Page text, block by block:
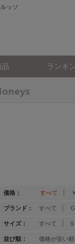
ッソ
品 ランキ
価格： すべて
ブランド： すべて
サイズ： すべて
並び順： 価格が安い順